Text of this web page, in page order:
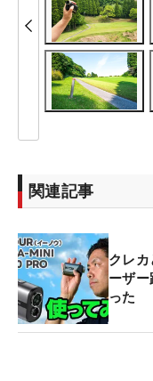
関連記事
クレ
ーザ
った